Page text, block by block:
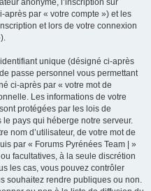
anonyme, l’inscription sur
après par « votre compte ») et les
et lors de votre connexion
unique (désigné ci-après
passe personnel vous permettant
ci-après par « votre mot de
Les informations de votre
protégées par les lois de
pays qui héberge notre serveur.
nom d’utilisateur, de votre mot de
par « Forums Pyrénées Team | »
facultatives, à la seule discrétion
les cas, vous pouvez contrôler
souhaitez rendre publiques ou non.